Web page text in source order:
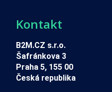
Kontakt
B2M.CZ s.r.o.
Šafránkova 3
Praha 5, 155 00
Česká republika